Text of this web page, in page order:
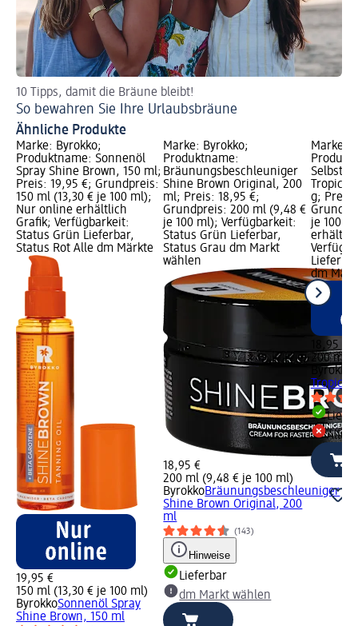
10 Tipps, damit die Bräune bleibt!
So bewahren Sie Ihre Urlaubsbräune
Ähnliche Produkte
Marke: Byrokko;
Produktname: Sonnenöl
Spray Shine Brown, 150 ml;
Preis: 19,95 €; Grundpreis:
150 ml (13,30 € je 100 ml);
Nur online erhältlich
Grafik; Verfügbarkeit:
Status Grün Lieferbar,
Status Rot Alle dm Märkte
19,95 €
150 ml (13,30 € je 100 ml)
ByrokkoSonnenöl Spray
Shine Brown, 150 ml
Marke: Byrokko;
Produktname:
Bräunungsbeschleuniger
Shine Brown Original, 200
ml; Preis: 18,95 €;
Grundpreis: 200 ml (9,48 €
je 100 ml); Verfügbarkeit:
Status Grün Lieferbar,
Status Grau dm Markt
wählen
18,95 €
200 ml (9,48 € je 100 ml)
ByrokkoBräunungsbeschleuniger
Shine Brown Original, 200
ml
(143)
Hinweise
Lieferbar
dm Markt wählen
Marke:
g; Preis:
je 100
dm
18,95 €
200 ml
Byrokko
Tropical
Alle